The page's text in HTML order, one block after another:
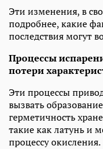
Эти изменения, в
подробнее, какие
последствия могут
Процессы
потери
Эти процессы
вызвать
герметичность
такие как латунь и
процессу окисления.